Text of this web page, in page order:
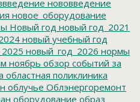
нововведение
новое_оборудование
Новый год новый год_2021
новый учебный год
новый_год_2026 нормы
ноябрь обзор событий за
областная поликлиника
облучье Облэнергоремонт
оборудование образ